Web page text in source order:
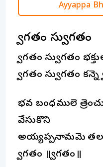
Ayyappa
స్వాగతం సుస్వాగతం
స్వాగతం సుస్వాగతం
స్వాగతం సుస్వాగతం కన్నె
భవ బంధములె
వేసుకొని
అయ్యప్పనామమె
స్వాగతం ॥స్వాగతం॥